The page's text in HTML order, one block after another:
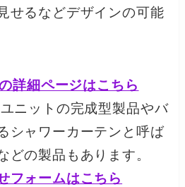
せるなどデザインの可能
詳細ページはこちら
ニットの完成型製品やバ
シャワーカーテンと呼ば
どの製品もあります。
フォームはこちら